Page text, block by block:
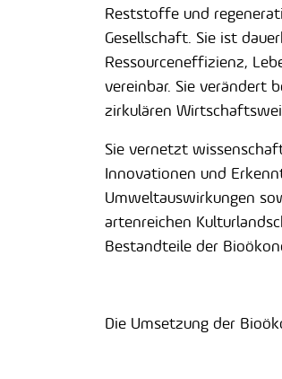
Reststoffe und
Gesellschaft. Sie ist
Ressourceneffizienz,
vereinbar. Sie verändert
zirkulären
Sie vernetzt
Innovationen und
Umweltauswirkungen
artenreichen
Bestandteile der
Die Umsetzung der